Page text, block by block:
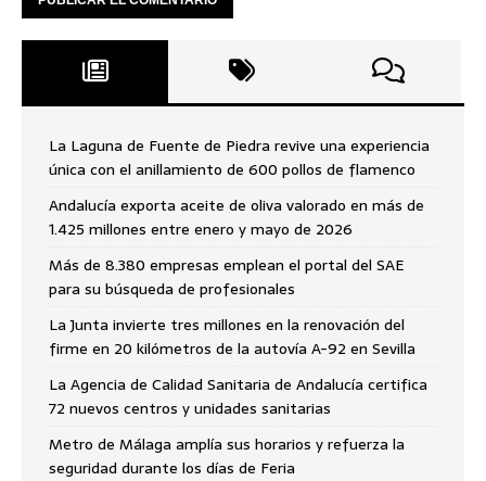
La Laguna de Fuente de Piedra revive una experiencia
única con el anillamiento de 600 pollos de flamenco
Andalucía exporta aceite de oliva valorado en más de
1.425 millones entre enero y mayo de 2026
Más de 8.380 empresas emplean el portal del SAE
para su búsqueda de profesionales
La Junta invierte tres millones en la renovación del
firme en 20 kilómetros de la autovía A-92 en Sevilla
La Agencia de Calidad Sanitaria de Andalucía certifica
72 nuevos centros y unidades sanitarias
Metro de Málaga amplía sus horarios y refuerza la
seguridad durante los días de Feria